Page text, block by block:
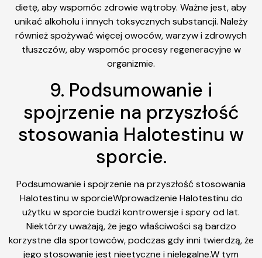
dietę, aby wspomóc zdrowie wątroby. Ważne jest, aby
unikać alkoholu i innych toksycznych substancji. Należy
również spożywać więcej owoców, warzyw i zdrowych
tłuszczów, aby wspomóc procesy regeneracyjne w
organizmie.
9. Podsumowanie i
spojrzenie na przyszłość
stosowania Halotestinu w
sporcie.
Podsumowanie i spojrzenie na przyszłość stosowania
Halotestinu w sporcieWprowadzenie Halotestinu do
użytku w sporcie budzi kontrowersje i spory od lat.
Niektórzy uważają, że jego właściwości są bardzo
korzystne dla sportowców, podczas gdy inni twierdzą, że
jego stosowanie jest nieetyczne i nielegalne.W tym